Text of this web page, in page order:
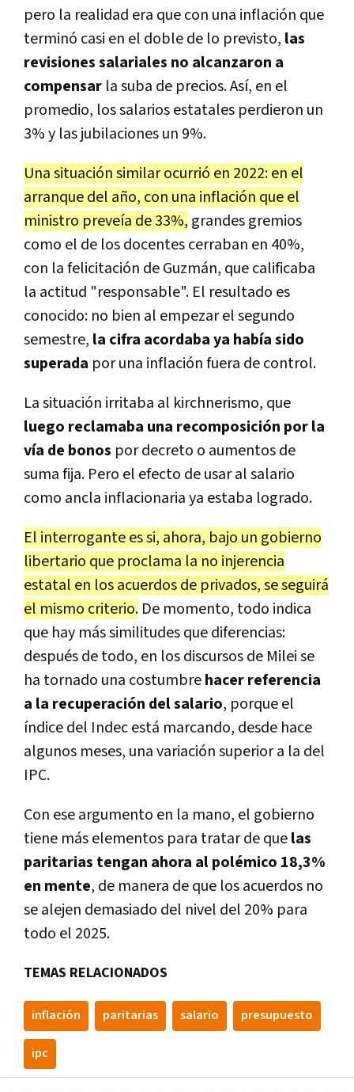
pero la realidad era que con una inflación que
terminó casi en el doble de lo previsto, las
revisiones salariales no alcanzaron a
compensar la suba de precios. Así, en el
promedio, los salarios estatales perdieron un
3% y las jubilaciones un 9%.
Una situación similar ocurrió en 2022: en el
arranque del año, con una inflación que el
ministro preveía de 33%, grandes gremios
como el de los docentes cerraban en 40%,
con la felicitación de Guzmán, que calificaba
la actitud "responsable". El resultado es
conocido: no bien al empezar el segundo
semestre, la cifra acordaba ya había sido
superada por una inflación fuera de control.
La situación irritaba al kirchnerismo, que
luego reclamaba una recomposición por la
vía de bonos por decreto o aumentos de
suma fija. Pero el efecto de usar al salario
como ancla inflacionaria ya estaba logrado.
El interrogante es si, ahora, bajo un gobierno
libertario que proclama la no injerencia
estatal en los acuerdos de privados, se seguirá
el mismo criterio. De momento, todo indica
que hay más similitudes que diferencias:
después de todo, en los discursos de Milei se
ha tornado una costumbrehacer referencia
a la recuperación del salario, porque el
índice del Indec está marcando, desde hace
algunos meses, una variación superior a la del
IPC.
Con ese argumento en la mano, el gobierno
tiene más elementos para tratar de quelas
paritarias tengan ahora al polémico 18,3%
en mente, de manera de que los acuerdos no
se alejen demasiado del nivel del 20% para
todo el 2025.
TEMAS RELACIONADOS
inflación paritarias salario presupuesto
ipc